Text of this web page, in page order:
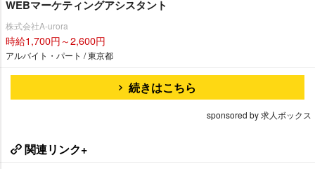
WEBマーケティングアシスタント
株式会社A-urora
時給1,700円～2,600円
アルバイト・パート / 東京都
続きはこちら
sponsored by 求人ボックス
関連リンク+